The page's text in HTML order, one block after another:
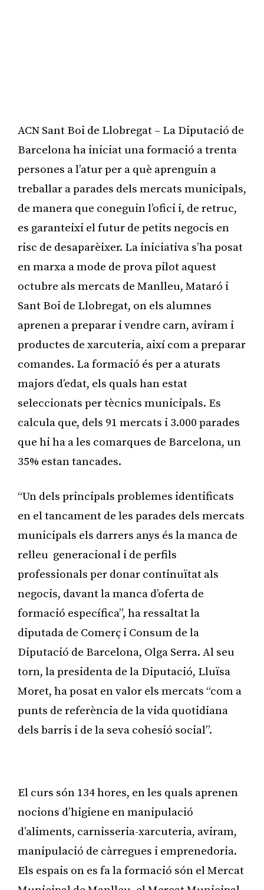
ACN Sant Boi de Llobregat – La Diputació de
Barcelona ha iniciat una formació a trenta
persones a l’atur per a què aprenguin a
treballar a parades dels mercats municipals,
de manera que coneguin l’ofici i, de retruc,
es garanteixi el futur de petits negocis en
risc de desaparèixer. La iniciativa s’ha posat
en marxa a mode de prova pilot aquest
octubre als mercats de Manlleu, Mataró i
Sant Boi de Llobregat, on els alumnes
aprenen a preparar i vendre carn, aviram i
productes de xarcuteria, així com a preparar
comandes. La formació és per a aturats
majors d’edat, els quals han estat
seleccionats per tècnics municipals. Es
calcula que, dels 91 mercats i 3.000 parades
que hi ha a les comarques de Barcelona, un
35% estan tancades.
“Un dels principals problemes identificats
en el tancament de les parades dels mercats
municipals els darrers anys és la manca de
relleu generacional i de perfils
professionals per donar continuïtat als
negocis, davant la manca d’oferta de
formació específica”, ha ressaltat la
diputada de Comerç i Consum de la
Diputació de Barcelona, Olga Serra. Al seu
torn, la presidenta de la Diputació, Lluïsa
Moret, ha posat en valor els mercats “com a
punts de referència de la vida quotidiana
dels barris i de la seva cohesió social”.
El curs són 134 hores, en les quals aprenen
nocions d’higiene en manipulació
d’aliments, carnisseria-xarcuteria, aviram,
manipulació de càrregues i emprenedoria.
Els espais on es fa la formació són el Mercat